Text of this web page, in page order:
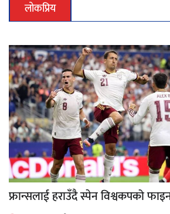
लोकप्रिय
फ्रान्सलाई हराउँदै स्पेन विश्वकपको